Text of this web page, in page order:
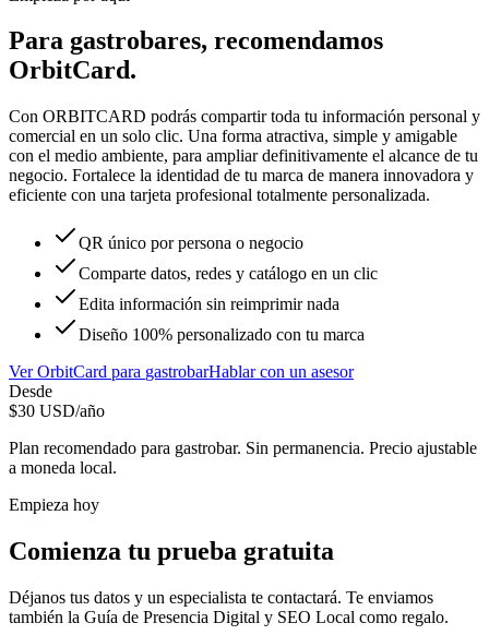
Para gastrobares, recomendamos
OrbitCard.
Con ORBITCARD podrás compartir toda tu información personal y
comercial en un solo clic. Una forma atractiva, simple y amigable
con el medio ambiente, para ampliar definitivamente el alcance de tu
negocio. Fortalece la identidad de tu marca de manera innovadora y
eficiente con una tarjeta profesional totalmente personalizada.
QR único por persona o negocio
Comparte datos, redes y catálogo en un clic
Edita información sin reimprimir nada
Diseño 100% personalizado con tu marca
VerOrbitCard para gastrobarHablar con un asesor
Desde
$30 USD/año
Plan recomendado para gastrobar. Sin permanencia. Precio ajustable
a moneda local.
Empieza hoy
Comienza tu prueba gratuita
Déjanos tus datos y un especialista te contactará. Te enviamos
también la Guía de Presencia Digital y SEO Local como regalo.